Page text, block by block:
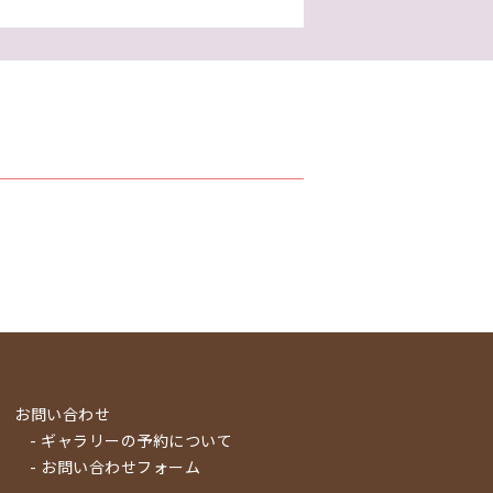
お問い合わせ
- ギャラリーの予約について
- お問い合わせフォーム